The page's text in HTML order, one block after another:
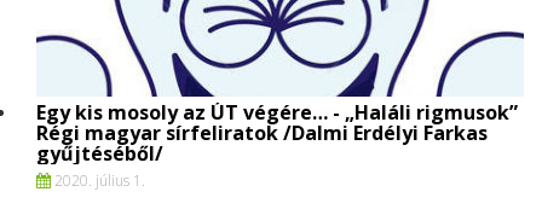
Egy kis mosoly az ÚT végére… - „Haláli rigmusok”
Régi magyar sírfeliratok /Dalmi Erdélyi Farkas
gyűjtéséből/
2020. július 1.